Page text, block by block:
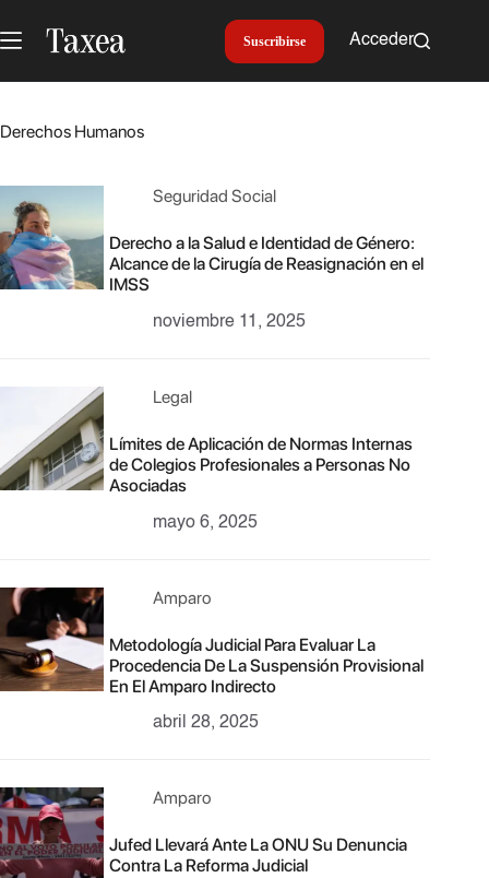
al
contenido
Suscribirse Acceder
Derechos Humanos
Seguridad Social
Derecho a la Salud e Identidad de Género:
Alcance de la Cirugía de Reasignación en el
IMSS
noviembre 11, 2025
Legal
Límites de Aplicación de Normas Internas
de Colegios Profesionales a Personas No
Asociadas
mayo 6, 2025
Amparo
Metodología Judicial Para Evaluar La
Procedencia De La Suspensión Provisional
En El Amparo Indirecto
abril 28, 2025
Amparo
Jufed Llevará Ante La ONU Su Denuncia
Contra La Reforma Judicial